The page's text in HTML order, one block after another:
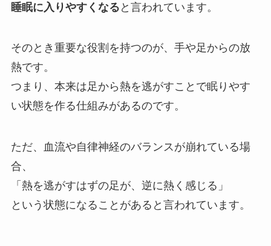
睡眠に入りやすくなる と言われています。
そのとき重要な役割を持つのが、手や足からの放
熱です。
つまり、本来は足から熱を逃がすことで眠りやす
い状態を作る仕組みがあるのです。
ただ、血流や自律神経のバランスが崩れている場
合、
「熱を逃がすはずの足が、逆に熱く感じる」
という状態になることがあると言われています。